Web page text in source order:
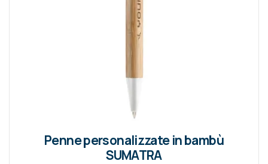
Penne personalizzate in bambù
SUMATRA